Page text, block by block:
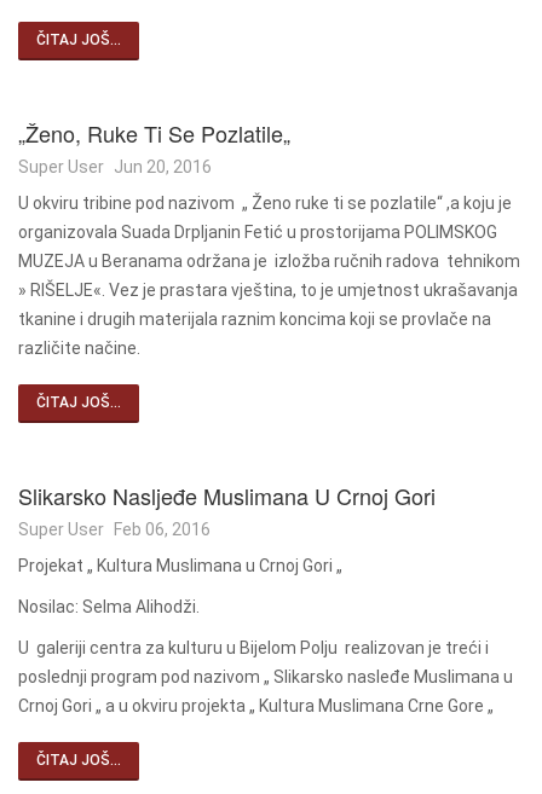
ČITAJ JOŠ...
„Ženo, Ruke Ti Se Pozlatile„
Super User Jun 20, 2016
U okviru tribine pod nazivom „ Ženo ruke ti se pozlatile“ ,a koju je
organizovala Suada Drpljanin Fetić u prostorijama POLIMSKOG
MUZEJA u Beranama održana je izložba ručnih radova tehnikom
» RIŠELJE«. Vez je prastara vještina, to je umjetnost ukrašavanja
tkanine i drugih materijala raznim koncima koji se provlače na
različite načine.
ČITAJ JOŠ...
Slikarsko Nasljeđe Muslimana U Crnoj Gori
Super User
Feb 06, 2016
Projekat „ Kultura Muslimana u Crnoj Gori „
Nosilac: Selma Alihodži.
U galeriji centra za kulturu u Bijelom Polju realizovan je treći i
poslednji program pod nazivom „ Slikarsko nasleđe Muslimana u
Crnoj Gori „ a u okviru projekta „ Kultura Muslimana Crne Gore „
ČITAJ JOŠ...